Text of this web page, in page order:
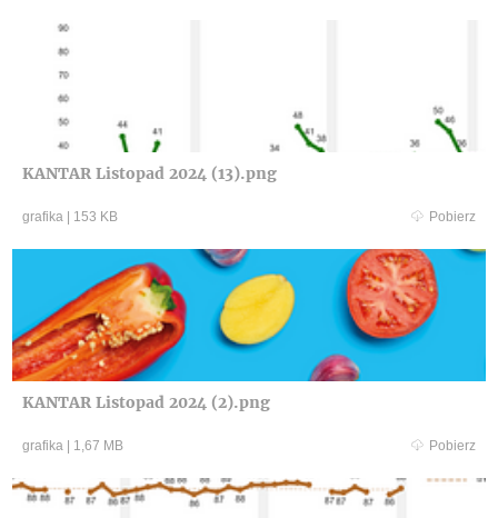
KANTAR Listopad 2024 (13).png
grafika 153 KB Pobierz
KANTAR Listopad 2024 (2).png
grafika 1,67 MB Pobierz